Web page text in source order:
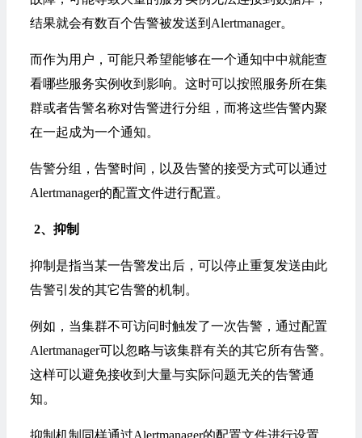
结果就会有数百个告警被发送到Alertmanager。
而作为用户，可能只希望能够在一个通知中中就能查
看哪些服务实例收到影响。这时可以按照服务所在集
群或者告警名称对告警进行分组，而将这些告警内聚
在一起成为一个通知。
告警分组，告警时间，以及告警的接受方式可以通过
Alertmanager的配置文件进行配置。
2、 抑制
抑制是指当某一告警发出后，可以停止重复发送由此
告警引发的其它告警的机制。
例如，当集群不可访问时触发了一次告警，通过配置
Alertmanager可以忽略与该集群有关的其它所有告警。
这样可以避免接收到大量与实际问题无关的告警通
知。